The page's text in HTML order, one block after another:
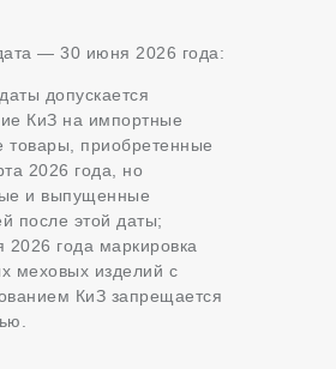
— 30 июня 2026 года:
допускается
КиЗ на импортные
товары, приобретенные
2026 года, но
и выпущенные
после этой даты;
2026 года маркировка
меховых изделий с
КиЗ запрещается